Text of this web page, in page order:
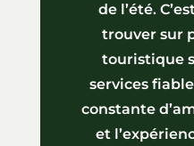
de l’été.
trouver sur
touristique
services
constante
et